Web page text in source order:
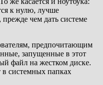
к нулю, лучше
чем дать системе
предпочитающим
запущенные в этот
файл на жестком диске.
системных папках